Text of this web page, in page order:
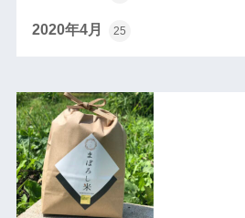
2020年4月 25